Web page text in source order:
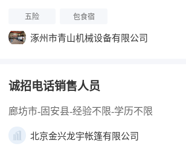
五险 包食宿
涿州市青山机械设备有限公司
诚招电话销售人员
廊坊市-固安县-经验不限-学历不限
北京金兴龙宇帐篷有限公司